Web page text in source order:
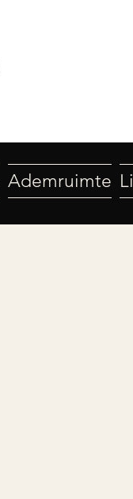
Ademruimte